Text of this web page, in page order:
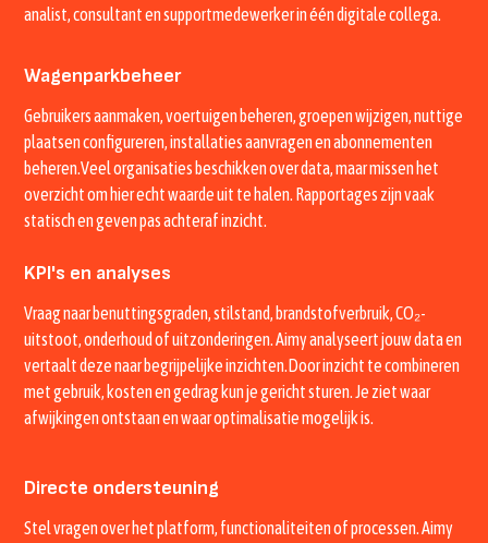
analist, consultant en supportmedewerker in één digitale collega.
Wagenparkbeheer
Gebruikers aanmaken, voertuigen beheren, groepen wijzigen, nuttige
plaatsen configureren, installaties aanvragen en abonnementen
beheren.Veel organisaties beschikken over data, maar missen het
overzicht om hier echt waarde uit te halen. Rapportages zijn vaak
statisch en geven pas achteraf inzicht.
KPI's en analyses
Vraag naar benuttingsgraden, stilstand, brandstofverbruik, CO₂-
uitstoot, onderhoud of uitzonderingen. Aimy analyseert jouw data en
vertaalt deze naar begrijpelijke inzichten.Door inzicht te combineren
met gebruik, kosten en gedrag kun je gericht sturen. Je ziet waar
afwijkingen ontstaan en waar optimalisatie mogelijk is.
Directe ondersteuning
Stel vragen over het platform, functionaliteiten of processen. Aimy